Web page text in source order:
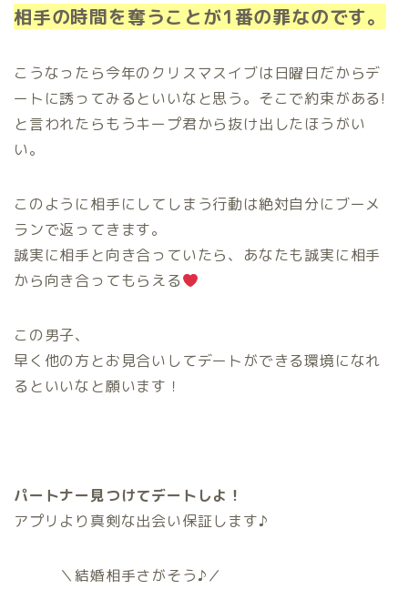
相手の時間を奪うことが1番の罪なのです。
こうなったら今年のクリスマスイブは日曜日だからデ
ートに誘ってみるといいなと思う。そこで約束がある!
と言われたらもうキープ君から抜け出したほうがい
い。
このように相手にしてしまう行動は絶対自分にブーメ
ランで返ってきます。
誠実に相手と向き合っていたら、あなたも誠実に相手
から向き合ってもらえる
この男子、
早く他の方とお見合いしてデートができる環境になれ
るといいなと願います！
パートナー見つけてデートしよ！
アプリより真剣な出会い保証します♪
＼結婚相手さがそう♪／